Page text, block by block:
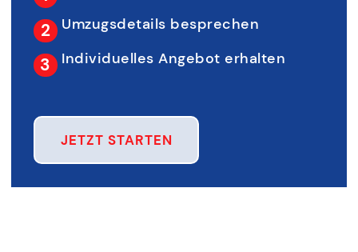
Umzugsdetails besprechen
Individuelles Angebot erhalten
JETZT STARTEN